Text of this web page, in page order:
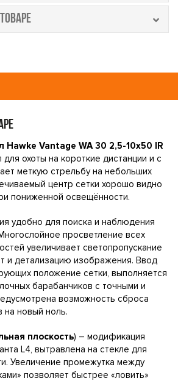
Hawke Vantage WA 30 2,5-10x50 IR
для охоты на короткие дистанции и с
меткую стрельбу на небольших
центр сетки хорошо видно
пониженной освещённости.
удобно для поиска и наблюдения
просветление всех
увеличивает светопропускание
и детализацию изображения. Ввод
положение сетки, выполняется
барабанчиков с точными и
возможность сброса
на новый ноль.
плоскость) – модификация
L4, вытравлена на стекле для
Увеличение промежутка между
позволяет быстрее «ловить»